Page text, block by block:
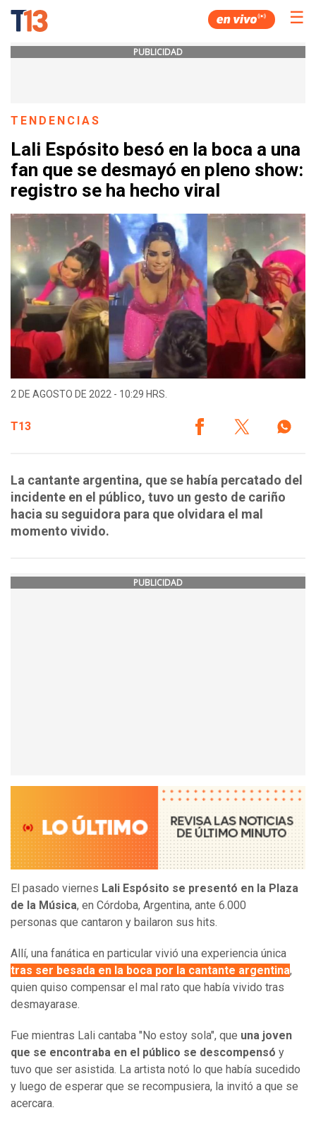
☰
PUBLICIDAD
TENDENCIAS
Lali Espósito besó en la boca a una
fan que se desmayó en pleno show:
registro se ha hecho viral
2 DE AGOSTO DE 2022 - 10:29 HRS.
T13
La cantante argentina, que se había percatado del
incidente en el público, tuvo un gesto de cariño
hacia su seguidora para que olvidara el mal
momento vivido.
PUBLICIDAD
El pasado viernes Lali Espósito se presentó en la Plaza
de la Música, en Córdoba, Argentina, ante 6.000
personas que cantaron y bailaron sus hits.
Allí, una fanática en particular vivió una experiencia única
tras ser besada en la boca por la cantante argentina,
quien quiso compensar el mal rato que había vivido tras
desmayarase.
Fue mientras Lali cantaba "No estoy sola", que una joven
que se encontraba en el público se descompensó y
tuvo que ser asistida. La artista notó lo que había sucedido
y luego de esperar que se recompusiera, la invitó a que se
acercara.